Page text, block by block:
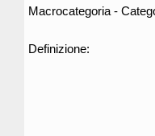
Macrocategoria -
Definizione: